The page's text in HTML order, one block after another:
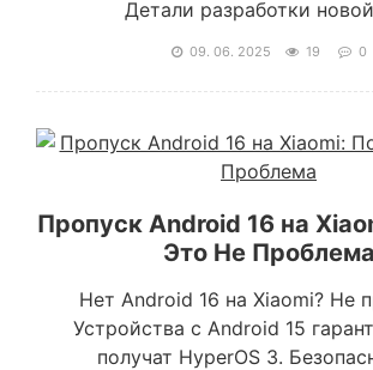
Детали разработки
09. 06. 2025 19 0
Пропуск Android 16 на
Это Не Проблема
Нет Android 16 на Xiaomi? Не
Устройства с Android 15
получат HyperOS 3.